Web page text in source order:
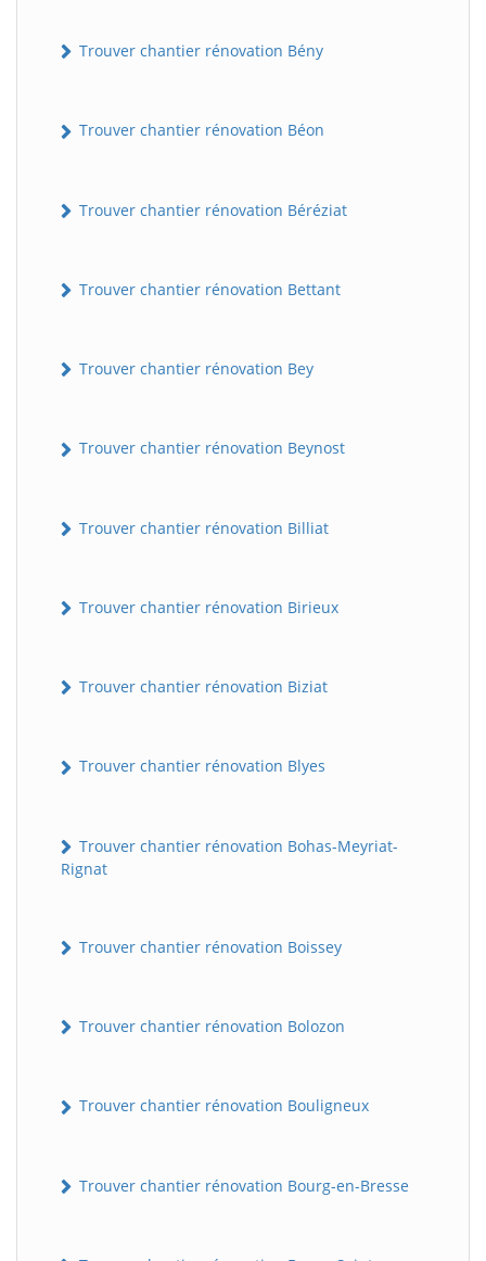
Trouver chantier rénovation Bény
Trouver chantier rénovation Béon
Trouver chantier rénovation Béréziat
Trouver chantier rénovation Bettant
Trouver chantier rénovation Bey
Trouver chantier rénovation Beynost
Trouver chantier rénovation Billiat
Trouver chantier rénovation Birieux
Trouver chantier rénovation Biziat
Trouver chantier rénovation Blyes
Trouver chantier rénovation Bohas-Meyriat-
Rignat
Trouver chantier rénovation Boissey
Trouver chantier rénovation Bolozon
Trouver chantier rénovation Bouligneux
Trouver chantier rénovation Bourg-en-Bresse